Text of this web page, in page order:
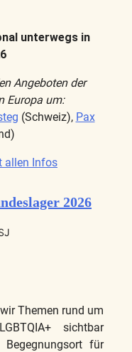
unterwegs in
Angeboten der
Europa um:
(Schweiz), Pax
allen Infos
2026
Themen rund um
sichtbar
für